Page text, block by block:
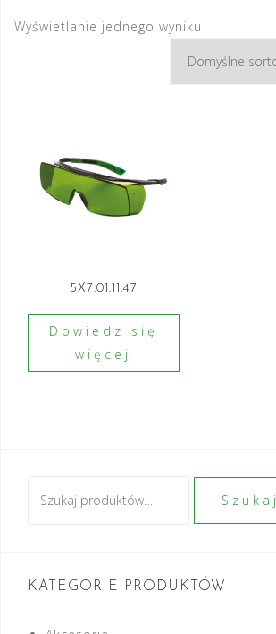
Wyświetlanie jednego wyniku
5X7.01.11.47
Dowiedz się
więcej
Szukaj
KATEGORIE PRODUKTÓW